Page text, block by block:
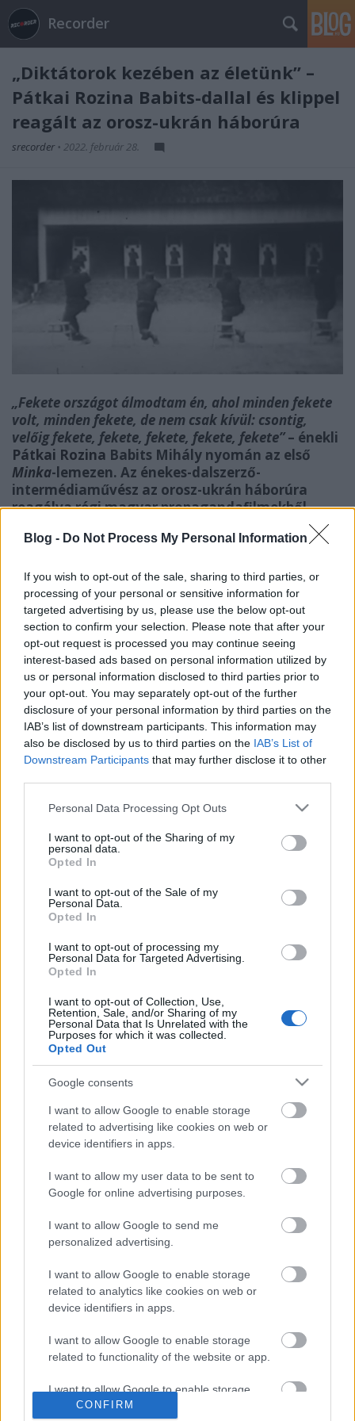
Blog - Do Not Process My Personal Information
If you wish to opt-out of the sale, sharing to third parties, or
processing of your personal or sensitive information for
targeted advertising by us, please use the below opt-out
section to confirm your selection. Please note that after your
opt-out request is processed you may continue seeing
interest-based ads based on personal information utilized by
us or personal information disclosed to third parties prior to
your opt-out. You may separately opt-out of the further
disclosure of your personal information by third parties on the
IAB’s list of downstream participants. This information may
also be disclosed by us to third parties on the IAB’s List of
Downstream Participants that may further disclose it to other
Please note that this website/app uses one or more Google
not limited to your visit or usage behaviour. You may click to
grant or deny consent to Google and its third-party tags to
use your data for below specified purposes in below Google
consent section.
Personal Data Processing Opt Outs
I want to opt-out of the Sharing of my
personal data.
Opted In
I want to opt-out of the Sale of my
Personal Data.
Opted In
I want to opt-out of processing my
Personal Data for Targeted Advertising.
Opted In
I want to opt-out of Collection, Use,
Retention, Sale, and/or Sharing of my
Personal Data that Is Unrelated with the
Purposes for which it was collected.
Opted Out
Google consents
I want to allow Google to enable storage
related to advertising like cookies on web or
device identifiers in apps.
I want to allow my user data to be sent to
Google for online advertising purposes.
I want to allow Google to send me
personalized advertising.
I want to allow Google to enable storage
related to analytics like cookies on web or
device identifiers in apps.
I want to allow Google to enable storage
related to functionality of the website or app.
I want to allow Google to enable storage
related to personalization.
CONFIRM
Recorder
„Diktátorok kezében az életünk” –
Pátkai Rozina Babits-dallal és klippel
reagált az orosz-ukrán háborúra
srecorder • 2022. február 28.
„Fekete országot álmodtam én, ahol minden fekete
volt, minden fekete, de nem csak kívül: csontig,
velőig fekete, fekete, fekete, fekete, fekete”– énekli
Pátkai Rozina Babits Mihály nyomán az első
Minka-lemezen. Az énekes-dalszerző-
intermédiaművész az orosz-ukrán háborúra
reagálva régi magyar propagandafilmekből
„Sokat kutakodom régi filmtekercsek között, a klip
alapanyagára teljesen véletlenül bukkantam rá,
alaposabb nyomozás után kiderült, hogy ezek a
hetvenes években készült magyar propagandafilmek
eredeti szalagjai. Megrázó képek, megrázó szövegekkel”
– meséliRozina, aki a Dóczi Bencével írt, feszülten
elektronikus verszenének egészen új dimenziót
kölcsönzött a klippel és annak
időzítésével.„Fájdalmas munkafolyamaton vagyunk
túlSzékács Dániellel, aki az első vágás után engem is
újra bevont a kompozícióba, a végleges vágás így már
az én kezem munkája. Diktátorok kezében az életünk.
Nem szabad elfogadnunk ezt az állapotot. A Fekete
világban, az viszont maga a valóság.”
„Pátkai Rozina versfeldolgozásainak egy része könnyen
megszerethető, de a "nehezebbekért" is megéri
megküzdeni” – írtuk kritikánkbanaMinká
Fekete ország egyértelműen az előbbi. Rozina azóta
egy Pilinszky-lemezzel isjelentkezett
Ajánlott bejegyzések: